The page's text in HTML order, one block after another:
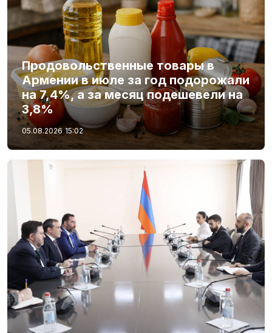
Продовольственные товары в
Армении в июле за год подорожали
на 7,4%, а за месяц подешевели на
3,8%
05.08.2026 15:02